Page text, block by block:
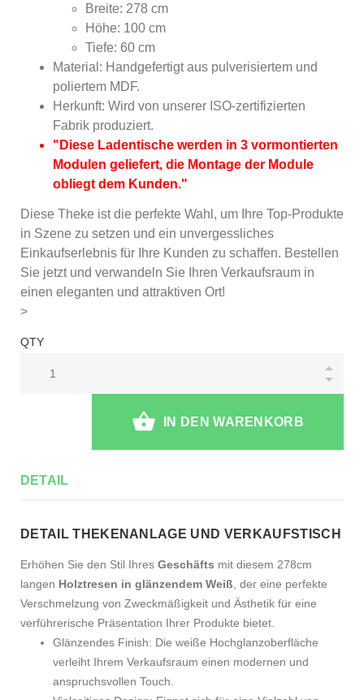
Breite: 278 cm
Höhe: 100 cm
Tiefe: 60 cm
Material: Handgefertigt aus pulverisiertem und
poliertem MDF.
Herkunft: Wird von unserer ISO-zertifizierten
Fabrik produziert.
"Diese Ladentische werden in 3 vormontierten
Modulen geliefert, die Montage der Module
obliegt dem Kunden."
Diese Theke ist die perfekte Wahl, um Ihre Top-Produkte
in Szene zu setzen und ein unvergessliches
Einkaufserlebnis für Ihre Kunden zu schaffen. Bestellen
Sie jetzt und verwandeln Sie Ihren Verkaufsraum in
einen eleganten und attraktiven Ort!
>
QTY
IN DEN WARENKORB
DETAIL
DETAIL THEKENANLAGE UND VERKAUFSTISCH
Erhöhen Sie den Stil Ihres Geschäfts mit diesem 278cm
langen Holztresen in glänzendem Weiß , der eine perfekte
Verschmelzung von Zweckmäßigkeit und Ästhetik für eine
verführerische Präsentation Ihrer Produkte bietet.
Glänzendes Finish: Die weiße Hochglanzoberfläche
verleiht Ihrem Verkaufsraum einen modernen und
anspruchsvollen Touch.